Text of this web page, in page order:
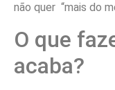
não quer “mais do
O que
acaba?